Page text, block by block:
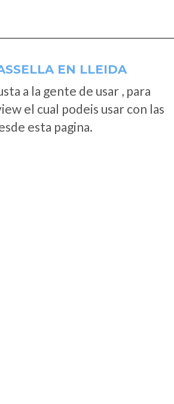
EN LLEIDA
a la gente de usar , para
el cual podeis usar con las
esta pagina.